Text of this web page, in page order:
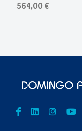
564,00 €